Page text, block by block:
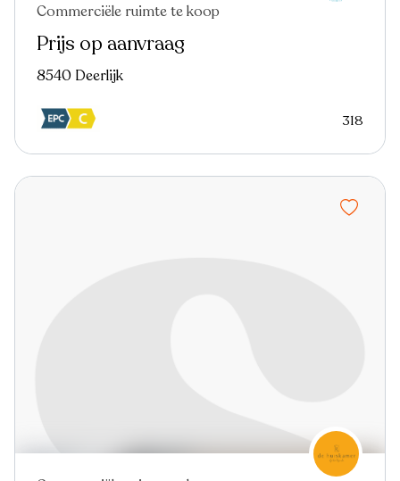
Commerciële ruimte te koop
Prijs op aanvraag
8540 Deerlijk
318